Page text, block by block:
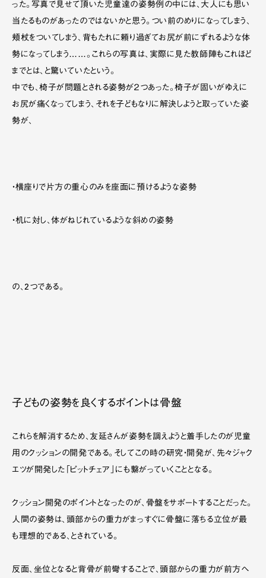
った。写真で見せて頂いた児童達の姿勢例の中には、大人にも思い
当たるものがあったのではないかと思う。つい前のめりになってしまう、
頬杖をついてしまう、背もたれに頼り過ぎてお尻が前にずれるような体
勢になってしまう……。これらの写真は、実際に見た教師陣もこれほど
までとは、と驚いていたという。
中でも、椅子が問題とされる姿勢が２つあった。椅子が固いがゆえに
お尻が痛くなってしまう、それを子どもなりに解決しようと取っていた姿
勢が、
・横座りで片方の重心のみを座面に預けるような姿勢
・机に対し、体がねじれているような斜めの姿勢
の、2つである。
子どもの姿勢を良くするポイントは骨盤
これらを解消するため、友延さんが姿勢を調えようと着手したのが児童
用のクッションの開発である。そしてこの時の研究・開発が、先々ジャク
エツが開発した「ピットチェア」にも繋がっていくこととなる。
クッション開発のポイントとなったのが、骨盤をサポートすることだった。
人間の姿勢は、頭部からの重力がまっすぐに骨盤に落ちる立位が最
も理想的である、とされている。
反面、坐位となると背骨が前彎することで、頭部からの重力が前方へ